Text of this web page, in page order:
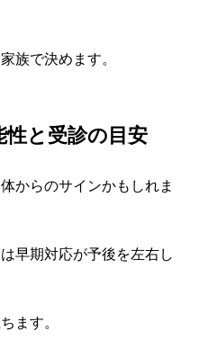
族で決めます。
性と受診の目安
からのサインかもしれま
早期対応が予後を左右し
ます。